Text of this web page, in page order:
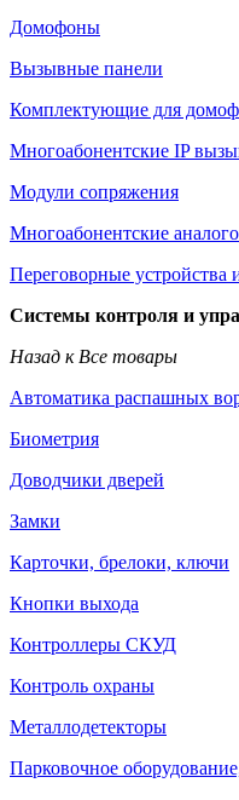
Домофоны
Вызывные панели
Комплектующие для
Многоабонентские IP
Модули сопряжения
Многоабонентские
Переговорные устройства
Системы контроля и
Назад к Все товары
Автоматика распашных
Биометрия
Доводчики дверей
Замки
Карточки, брелоки, ключи
Кнопки выхода
Контроллеры СКУД
Контроль охраны
Металлодетекторы
Парковочное